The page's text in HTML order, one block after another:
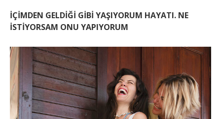
İÇİMDEN GELDİĞİ GİBİ YAŞIYORUM HAYATI. NE
İSTİYORSAM ONU YAPIYORUM